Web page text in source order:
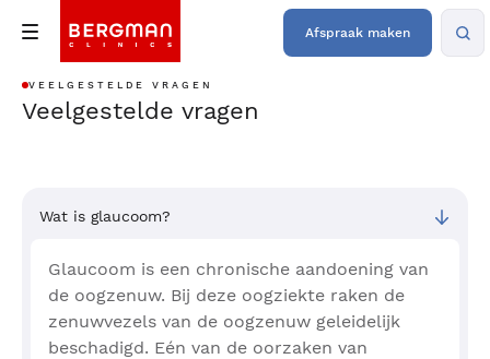
Afspraak maken
VEELGESTELDE VRAGEN
Veelgestelde vragen
Wat is glaucoom?
Glaucoom is een chronische aandoening van
de oogzenuw. Bij deze oogziekte raken de
zenuwvezels van de oogzenuw geleidelijk
beschadigd. Eén van de oorzaken van